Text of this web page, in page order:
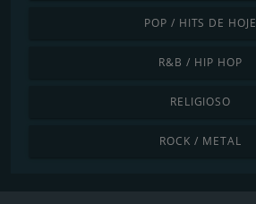
POP / HITS DE HOJE
R&B / HIP HOP
RELIGIOSO
ROCK / METAL